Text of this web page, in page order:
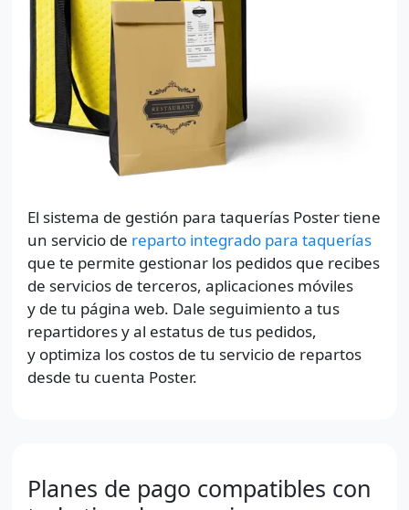
El sistema de gestión para taquerías Poster tiene
un servicio de reparto integrado para taquerías
que te permite gestionar los pedidos que recibes
de servicios de terceros, aplicaciones móviles
y de tu página web. Dale seguimiento a tus
repartidores y al estatus de tus pedidos,
y optimiza los costos de tu servicio de repartos
desde tu cuenta Poster.
Planes de pago compatibles con